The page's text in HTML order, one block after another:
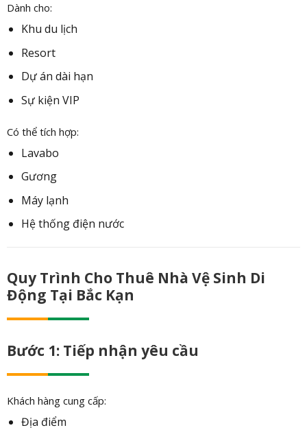
Dành cho:
Khu du lịch
Resort
Dự án dài hạn
Sự kiện VIP
Có thể tích hợp:
Lavabo
Gương
Máy lạnh
Hệ thống điện nước
Quy Trình Cho Thuê Nhà Vệ Sinh Di
Động Tại Bắc Kạn
Bước 1: Tiếp nhận yêu cầu
Khách hàng cung cấp:
Địa điểm